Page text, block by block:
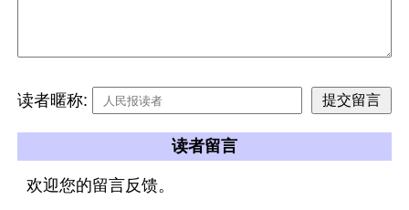
读者暱称:
读者留言
欢迎您的留言反馈。